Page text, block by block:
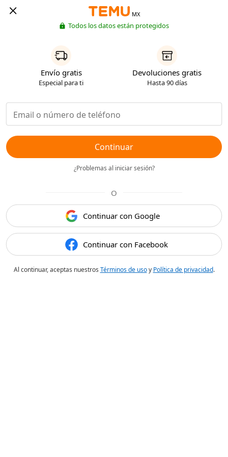
MX
Todos los datos están protegidos
Envío gratis
Especial para ti
Devoluciones gratis
Hasta 90 días
Continuar
¿Problemas al iniciar sesión?
O
Continuar con Google
Continuar con Facebook
Al continuar, aceptas nuestros Términos de usoy Política de privacidad.